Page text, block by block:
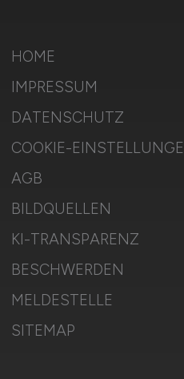
HOME
IMPRESSUM
DATENSCHUTZ
COOKIE-
AGB
BILDQUELLEN
KI-TRANSPARENZ
BESCHWERDEN
MELDESTELLE
SITEMAP